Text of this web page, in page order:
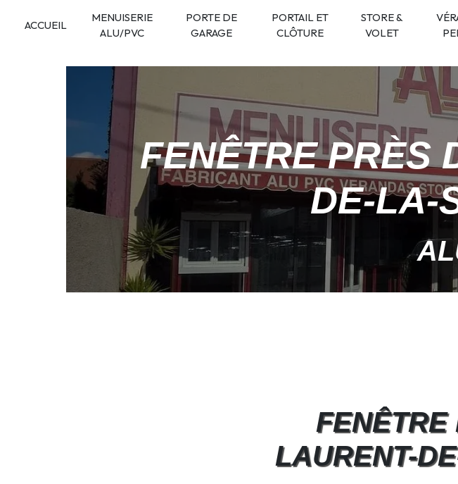
ACCUEIL
MENUISERIE
ALU/PVC
PORTE DE
GARAGE
PORTAIL ET
CLÔTURE
STORE &
VOLET
FENÊTRE PRÈS
DE-LA-
FENÊTRE
LAURENT-